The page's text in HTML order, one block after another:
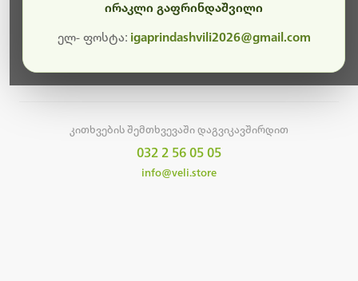
კითხვების შემთხვევაში დაგვიკავშირდით
032 2 56 05 05
info@veli.store
ირაკლი გაფრინდაშვილი
ელ- ფოსტა: igaprindashvili2026@gmail.com